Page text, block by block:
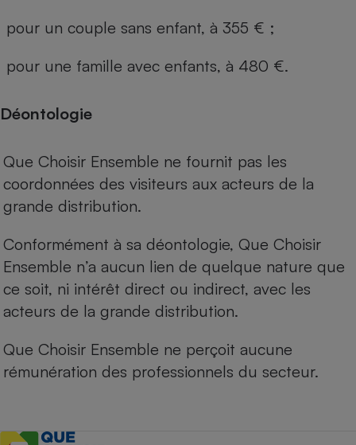
pour un couple sans enfant, à 355 € ;
pour une famille avec enfants, à 480 €.
Déontologie
Que Choisir Ensemble ne fournit pas les
coordonnées des visiteurs aux acteurs de la
grande distribution.
Conformément à sa déontologie, Que Choisir
Ensemble n’a aucun lien de quelque nature que
ce soit, ni intérêt direct ou indirect, avec les
acteurs de la grande distribution.
Que Choisir Ensemble ne perçoit aucune
rémunération des professionnels du secteur.